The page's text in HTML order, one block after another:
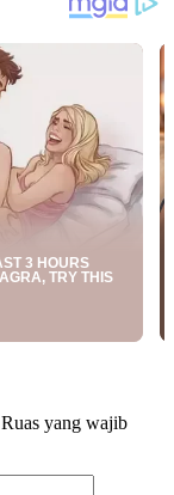
Ruas yang wajib